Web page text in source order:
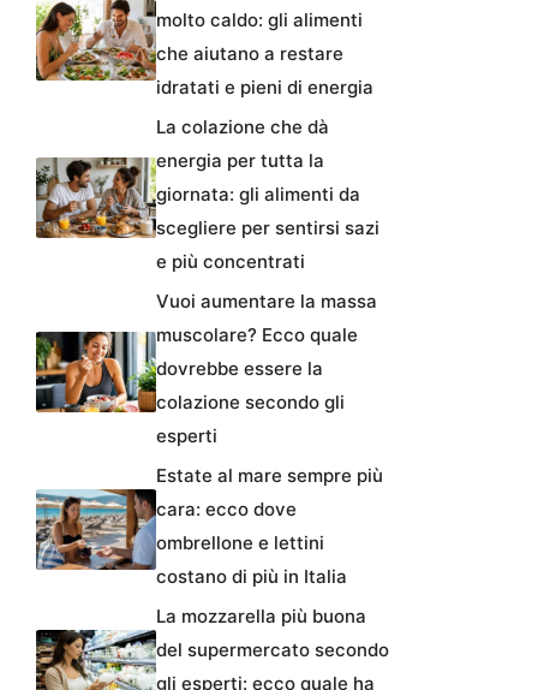
molto caldo: gli alimenti
che aiutano a restare
idratati e pieni di energia
La colazione che dà
energia per tutta la
giornata: gli alimenti da
scegliere per sentirsi sazi
e più concentrati
Vuoi aumentare la massa
muscolare? Ecco quale
dovrebbe essere la
colazione secondo gli
esperti
Estate al mare sempre più
cara: ecco dove
ombrellone e lettini
costano di più in Italia
La mozzarella più buona
del supermercato secondo
gli esperti: ecco quale ha